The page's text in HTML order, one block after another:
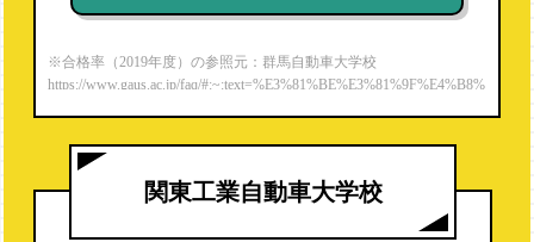
※合格率（2019年度）の参照元：群馬自動車大学校
https://www.gaus.ac.jp/faq/#:~:text=%E3%81%BE%E3%81%9F%E4%B8%
2%E6%AE%8B%E3%81%97%E3%81%A6%E3%81%84%E3%81%BE%
E3%81%99%E3%80%82
関東工業自動車大学校